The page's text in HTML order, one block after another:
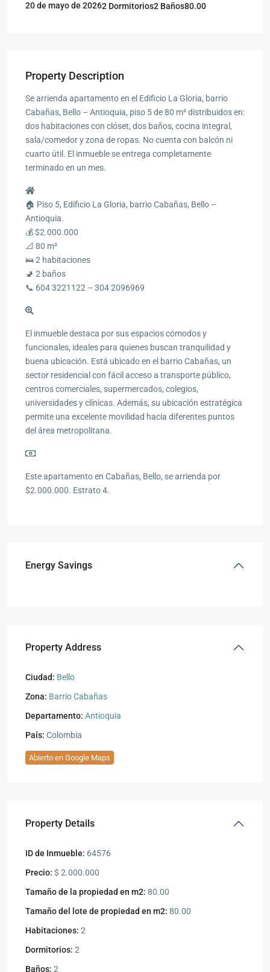
20 de mayo de 20262 Dormitorios2 Baños80.00
Property Description
Se arrienda apartamento en el Edificio La Gloria, barrio
Cabañas, Bello – Antioquia, piso 5 de 80 m² distribuidos en:
dos habitaciones con clóset, dos baños, cocina integral,
sala/comedor y zona de ropas. No cuenta con balcón ni
cuarto útil. El inmueble se entrega completamente
terminado en un mes.
🏠 Piso 5, Edificio La Gloria, barrio Cabañas, Bello –
Antioquia.
💰 $2.000.000
📐 80 m²
🛌 2 habitaciones
🚽 2 baños
📞 604 3221122 – 304 2096969
El inmueble destaca por sus espacios cómodos y
funcionales, ideales para quienes buscan tranquilidad y
buena ubicación. Está ubicado en el barrio Cabañas, un
sector residencial con fácil acceso a transporte público,
centros comerciales, supermercados, colegios,
universidades y clínicas. Además, su ubicación estratégica
permite una excelente movilidad hacia diferentes puntos
del área metropolitana.
Este apartamento en Cabañas, Bello, se arrienda por
$2.000.000. Estrato 4.
Energy Savings
Property Address
Ciudad: Bello
Zona: Barrio Cabañas
Departamento: Antioquia
País: Colombia
Abierto en Google Maps
Property Details
ID de Inmueble: 64576
Precio: $ 2.000.000
Tamaño de la propiedad en m2: 80.00
Tamaño del lote de propiedad en m2: 80.00
Habitaciones: 2
Dormitorios: 2
Baños: 2